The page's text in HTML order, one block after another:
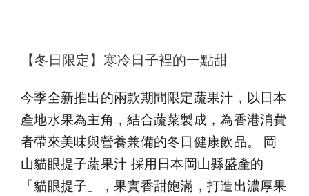
【冬日限定】寒冷日子裡的一點甜
今季全新推出的兩款期間限定蔬果汁，以日本
產地水果為主角，結合蔬菜製成，為香港消費
者帶來美味與營養兼備的冬日健康飲品。 岡
山貓眼提子蔬果汁 採用日本岡山縣盛產的
「貓眼提子」，果實香甜飽滿，打造出濃厚果